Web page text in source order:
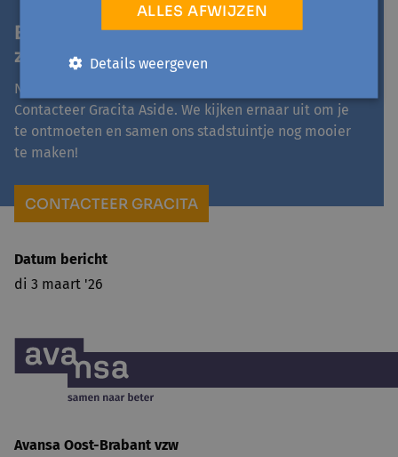
Ben jij de tuinbuddy die we
zoeken?
Nog vragen of goesting om er direct in te vliegen?
Contacteer Gracita Aside. We kijken ernaar uit om je
te ontmoeten en samen ons stadstuintje nog mooier
te maken!
CONTACTEER GRACITA
Datum bericht
di 3 maart '26
Avansa Oost-Brabant vzw
ALLES AFWIJZEN
Details weergeven